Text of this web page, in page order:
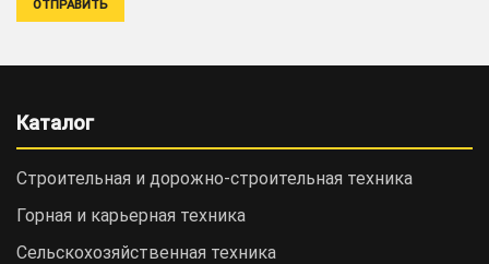
Каталог
Строительная и дорожно-cтроительная техника
Горная и карьерная техника
Сельскохозяйственная техника